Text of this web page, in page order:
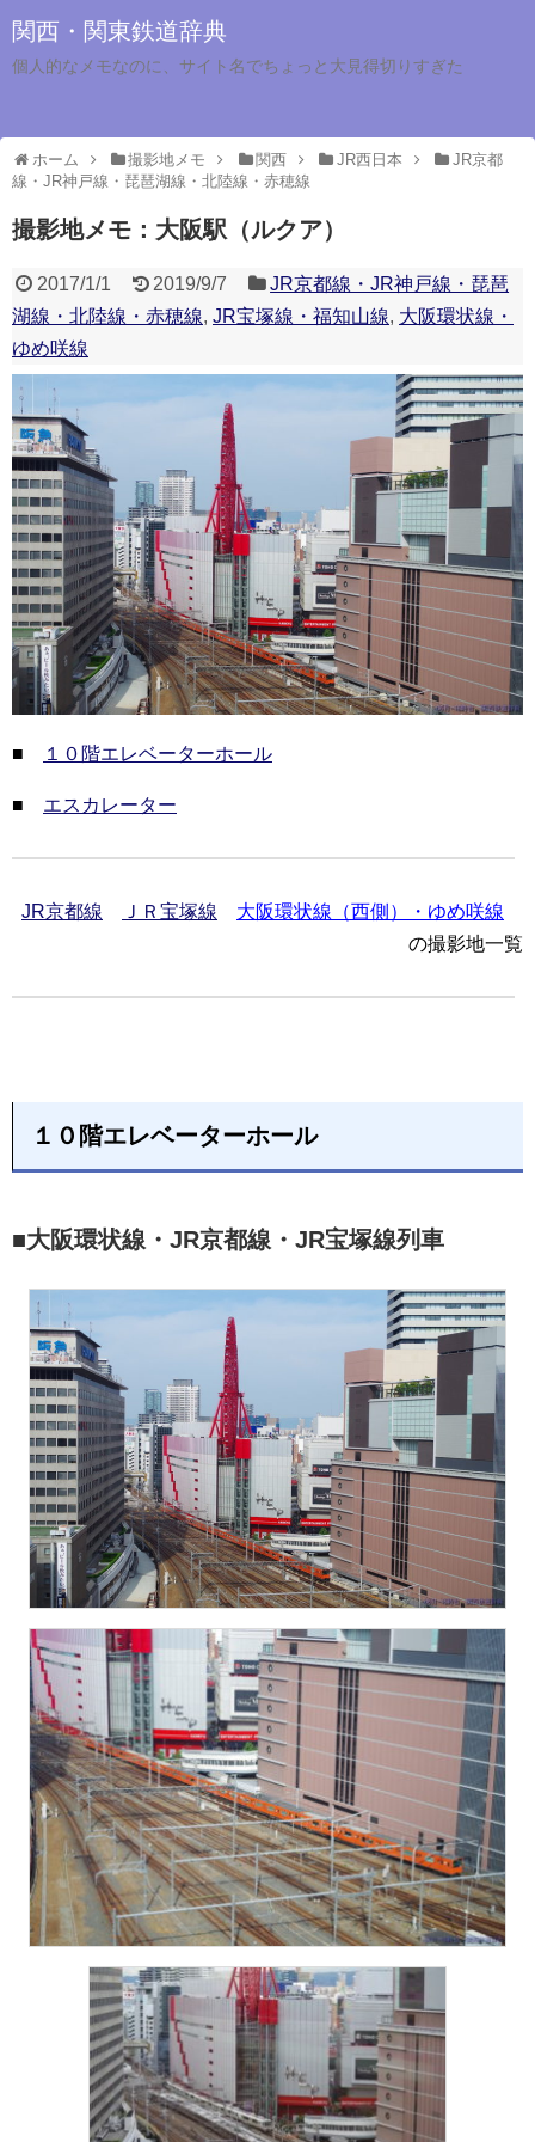
関西・関東鉄道辞典
個人的なメモなのに、サイト名でちょっと大見得切りすぎた
ホーム 撮影地メモ 関西 JR西日本
JR京都
線・JR神戸線・琵琶湖線・北陸線・赤穂線
撮影地メモ：大阪駅（ルクア）
2017/1/1 2019/9/7
JR京都線・JR神戸線・琵琶
湖線・北陸線・赤穂線, JR宝塚線・福知山線, 大阪環状線・
ゆめ咲線
■ １０階エレベーターホール
■ エスカレーター
JR京都線 ＪＲ宝塚線
大阪環状線（西側）・ゆめ咲線
の撮影地一覧
１０階エレベーターホール
■大阪環状線・JR京都線・JR宝塚線列車